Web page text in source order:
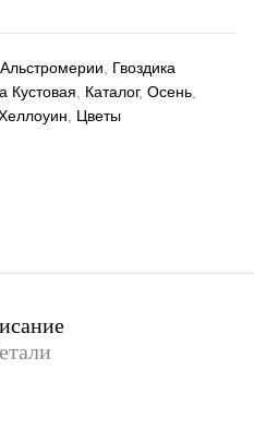
Альстромерии
Гвоздика
Кустовая Каталог, Осень
Цветы